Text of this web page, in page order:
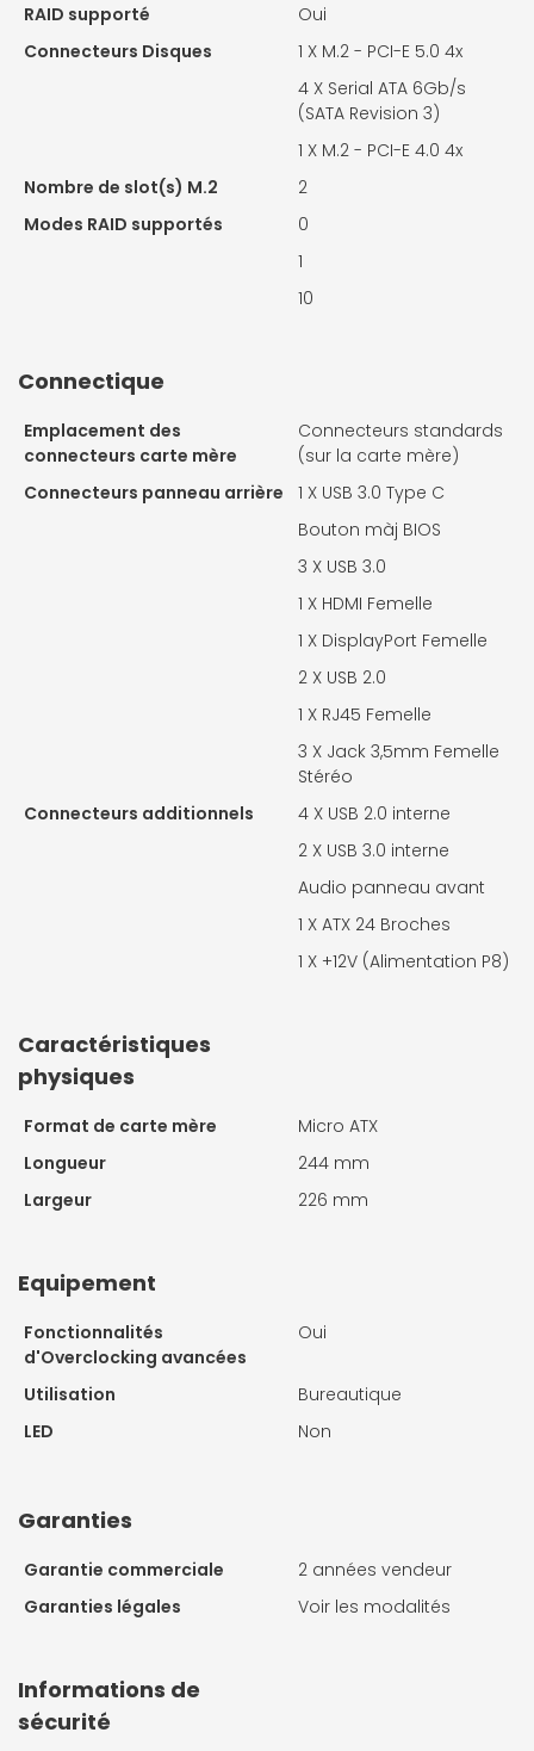
RAID supporté
Oui
Connecteurs Disques
1 X M.2 - PCI-E 5.0 4x
4 X Serial ATA 6Gb/s
(SATA Revision 3)
1 X M.2 - PCI-E 4.0 4x
Nombre de slot(s) M.2
2
Modes RAID supportés
0
1
10
Connectique
Emplacement des
connecteurs carte mère
Connecteurs standards
(sur la carte mère)
Connecteurs panneau arrière
1 X USB 3.0 Type C
Bouton màj BIOS
3 X USB 3.0
1 X HDMI Femelle
1 X DisplayPort Femelle
2 X USB 2.0
1 X RJ45 Femelle
3 X Jack 3,5mm Femelle
Stéréo
Connecteurs additionnels
4 X USB 2.0 interne
2 X USB 3.0 interne
Audio panneau avant
1 X ATX 24 Broches
1 X +12V (Alimentation P8)
Caractéristiques
physiques
Format de carte mère
Micro ATX
Longueur
244 mm
Largeur
226 mm
Equipement
Fonctionnalités
d'Overclocking avancées
Oui
Utilisation
Bureautique
LED
Non
Garanties
Garantie commerciale
2 années vendeur
Garanties légales
Voir les modalités
Informations de
sécurité